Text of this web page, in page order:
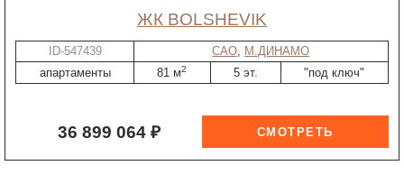
ЖК BOLSHEVIK
ID-547439 САО, М.ДИНАМО
апартаменты
81 м2 5 эт. "под ключ"
36 899 064 ₽